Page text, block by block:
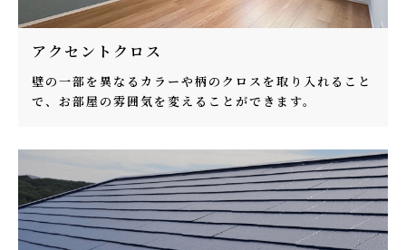
アクセントクロス
壁の一部を異なるカラーや柄のクロスを取り入れること
で、お部屋の雰囲気を変えることができます。